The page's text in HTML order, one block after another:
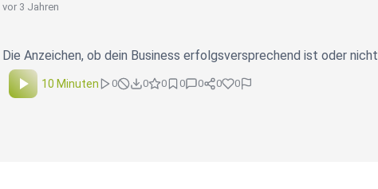
vor 3 Jahren
Die Anzeichen, ob dein Business erfolgsversprechend ist oder nicht
10 Minuten 0 0 0 0 0 0 0